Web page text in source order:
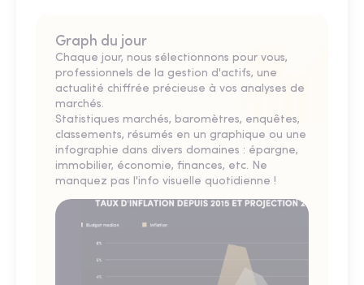
Graph du jour
Chaque jour, nous sélectionnons pour vous,
professionnels de la gestion d'actifs, une
actualité chiffrée précieuse à vos analyses de
marchés.
Statistiques marchés, baromètres, enquêtes,
classements, résumés en un graphique ou une
infographie dans divers domaines : épargne,
immobilier, économie, finances, etc. Ne
manquez pas l'info visuelle quotidienne !